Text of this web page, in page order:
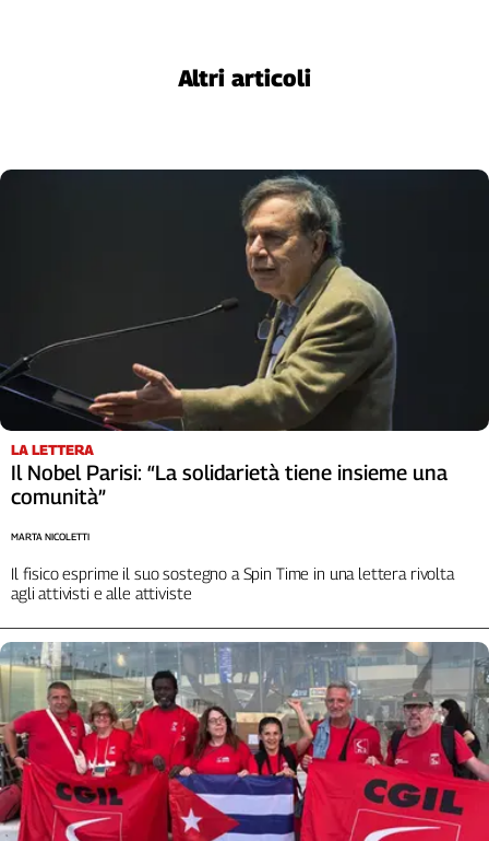
Altri articoli
LA LETTERA
Il Nobel Parisi: “La solidarietà tiene insieme una
comunità”
Il fisico esprime il suo sostegno a Spin Time in una lettera rivolta
agli attivisti e alle attiviste
MARTA NICOLETTI